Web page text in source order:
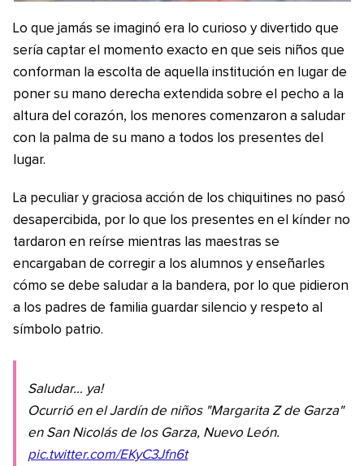
Lo que jamás se imaginó era lo curioso y divertido que
sería captar el momento exacto en que seis niños que
conforman la escolta de aquella institución en lugar de
poner su mano derecha extendida sobre el pecho a la
altura del corazón, los menores comenzaron a saludar
con la palma de su mano a todos los presentes del
lugar.
La peculiar y graciosa acción de los chiquitines no pasó
desapercibida, por lo que los presentes en el kínder no
tardaron en reírse mientras las maestras se
encargaban de corregir a los alumnos y enseñarles
cómo se debe saludar a la bandera, por lo que pidieron
a los padres de familia guardar silencio y respeto al
símbolo patrio.
Saludar… ya!
Ocurrió en el Jardín de niños "Margarita Z de Garza"
en San Nicolás de los Garza, Nuevo León.
pic.twitter.com/EKyC3Jfn6t